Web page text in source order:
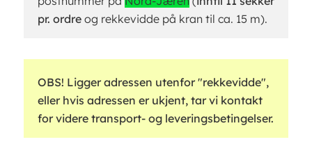
pr. ordreog rekkevidde på kran til ca. 15 m).
OBS! Ligger adressen utenfor "rekkevidde",
eller hvis adressen er ukjent, tar vi kontakt
for videre transport- og leveringsbetingelser.